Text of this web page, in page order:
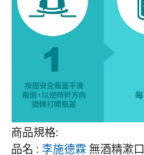
商品規格:
品名 : 李施德霖 無酒精漱